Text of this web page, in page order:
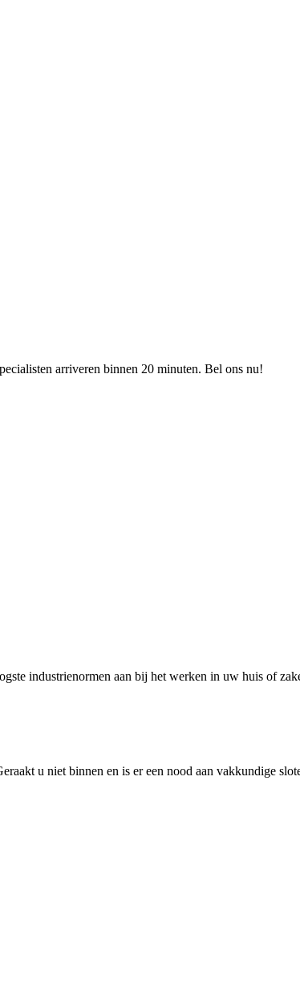
arriveren binnen 20 minuten. Bel ons nu!
industrienormen aan bij het werken in uw huis of
u niet binnen en is er een nood aan vakkundige